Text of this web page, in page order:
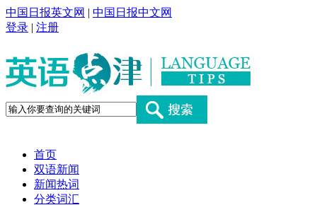
中国日报英文网 | 中国日报中文网
登录 | 注册
首页
双语新闻
新闻热词
分类词汇